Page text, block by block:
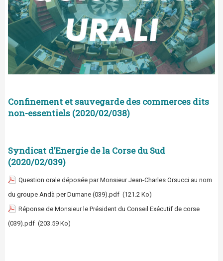
Confinement et sauvegarde des commerces dits
non-essentiels (2020/02/038)
Syndicat d’Energie de la Corse du Sud
(2020/02/039)
Question orale déposée par Monsieur Jean-Charles Orsucci au nom
du groupe Andà per Dumane (039).pdf (121.2 Ko)
Réponse de Monsieur le Président du Conseil Exécutif de corse
(039).pdf (203.59 Ko)